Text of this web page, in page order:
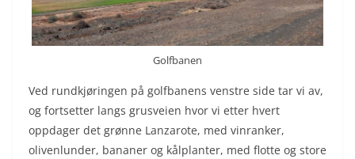
Golfbanen
Ved rundkjøringen på golfbanens venstre side tar vi av,
og fortsetter langs grusveien hvor vi etter hvert
oppdager det grønne Lanzarote, med vinranker,
olivenlunder, bananer og kålplanter, med flotte og store